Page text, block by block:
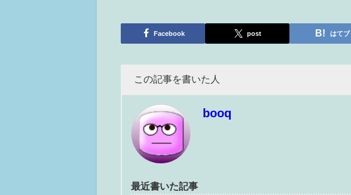
Facebook post はてブ
この記事を書いた人
booq
最近書いた記事